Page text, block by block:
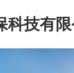
科技有